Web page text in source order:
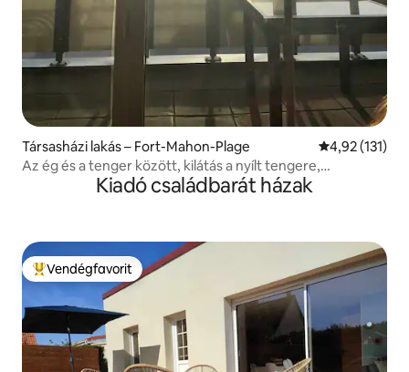
Társasházi lakás – Fort-Mahon-Plage Átlagos
4,92 (131)
Az ég és a tenger között, kilátás a nyílt tengere,
naplementeKiadó családbarát házak
Kiemelt vendégfavorit
Vendégfavorit